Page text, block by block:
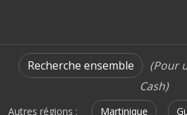
Recherche ensemble
(Pour
Cash)
Autres régions : Martinique